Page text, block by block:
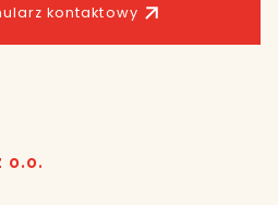
kontaktowy
o.o.